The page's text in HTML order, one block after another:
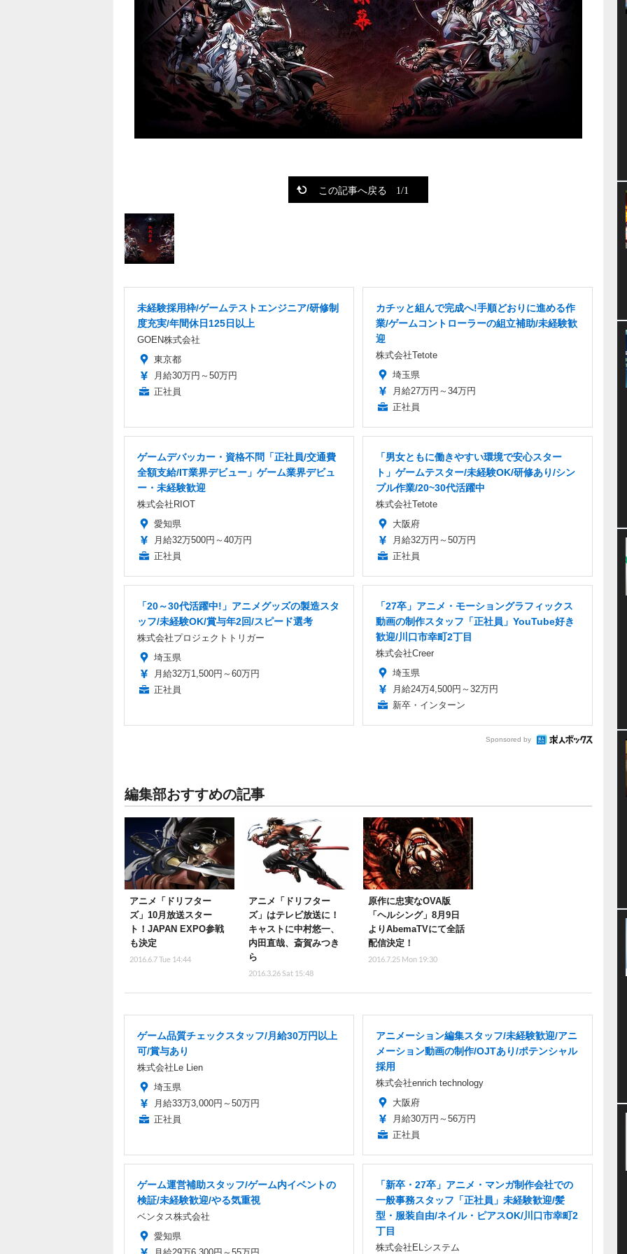
この記事へ戻る 1/1
未経験採用枠/ゲームテストエンジニア/研修制
度充実/年間休日125日以上
GOEN株式会社
東京都
月給30万円～50万円
正社員
カチッと組んで完成へ!手順どおりに進める作
業/ゲームコントローラーの組立補助/未経験歓
迎
株式会社Tetote
埼玉県
月給27万円～34万円
正社員
ゲームデバッカー・資格不問「正社員/交通費
全額支給/IT業界デビュー」ゲーム業界デビュ
ー・未経験歓迎
株式会社RIOT
愛知県
月給32万500円～40万円
正社員
「男女ともに働きやすい環境で安心スター
ト」ゲームテスター/未経験OK/研修あり/シン
プル作業/20~30代活躍中
株式会社Tetote
大阪府
月給32万円～50万円
正社員
「20～30代活躍中!」アニメグッズの製造スタ
ッフ/未経験OK/賞与年2回/スピード選考
株式会社プロジェクトトリガー
埼玉県
月給32万1,500円～60万円
正社員
「27卒」アニメ・モーショングラフィックス
動画の制作スタッフ「正社員」YouTube好き
歓迎/川口市幸町2丁目
株式会社Creer
埼玉県
月給24万4,500円～32万円
新卒・インターン
Sponsored by
編集部おすすめの記事
アニメ「ドリフター
ズ」10月放送スター
ト！JAPAN EXPO参戦
も決定
2016.6.7 Tue 14:44
アニメ「ドリフター
ズ」はテレビ放送に！
キャストに中村悠一、
内田直哉、斎賀みつき
ら
2016.3.26 Sat 15:48
原作に忠実なOVA版
「ヘルシング」8月9日
よりAbemaTVにて全話
配信決定！
2016.7.25 Mon 19:30
ゲーム品質チェックスタッフ/月給30万円以上
可/賞与あり
株式会社Le Lien
埼玉県
月給33万3,000円～50万円
正社員
アニメーション編集スタッフ/未経験歓迎/アニ
メーション動画の制作/OJTあり/ポテンシャル
採用
株式会社enrich technology
大阪府
月給30万円～56万円
正社員
ゲーム運営補助スタッフ/ゲーム内イベントの
検証/未経験歓迎/やる気重視
ベンタス株式会社
愛知県
「新卒・27卒」アニメ・マンガ制作会社での
一般事務スタッフ「正社員」未経験歓迎/髪
型・服装自由/ネイル・ピアスOK/川口市幸町2
丁目
株式会社ELシステム